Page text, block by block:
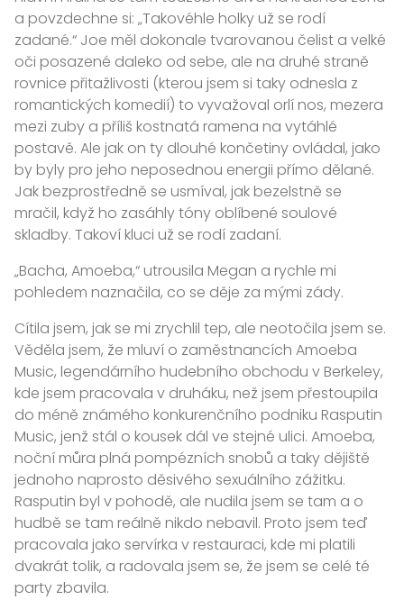
a povzdechne si: „Takovéhle holky už se rodí
zadané.“ Joe měl dokonale tvarovanou čelist a velké
oči posazené daleko od sebe, ale na druhé straně
rovnice přitažlivosti (kterou jsem si taky odnesla z
romantických komedií) to vyvažoval orlí nos, mezera
mezi zuby a příliš kostnatá ramena na vytáhlé
postavě. Ale jak on ty dlouhé končetiny ovládal, jako
by byly pro jeho neposednou energii přímo dělané.
Jak bezprostředně se usmíval, jak bezelstně se
mračil, když ho zasáhly tóny oblíbené soulové
skladby. Takoví kluci už se rodí zadaní.
„Bacha, Amoeba,“ utrousila Megan a rychle mi
pohledem naznačila, co se děje za mými zády.
Cítila jsem, jak se mi zrychlil tep, ale neotočila jsem se.
Věděla jsem, že mluví o zaměstnancích Amoeba
Music, legendárního hudebního obchodu v Berkeley,
kde jsem pracovala v druháku, než jsem přestoupila
do méně známého konkurenčního podniku Rasputin
Music, jenž stál o kousek dál ve stejné ulici. Amoeba,
noční můra plná pompézních snobů a taky dějiště
jednoho naprosto děsivého sexuálního zážitku.
Rasputin byl v pohodě, ale nudila jsem se tam a o
hudbě se tam reálně nikdo nebavil. Proto jsem teď
pracovala jako servírka v restauraci, kde mi platili
dvakrát tolik, a radovala jsem se, že jsem se celé té
party zbavila.